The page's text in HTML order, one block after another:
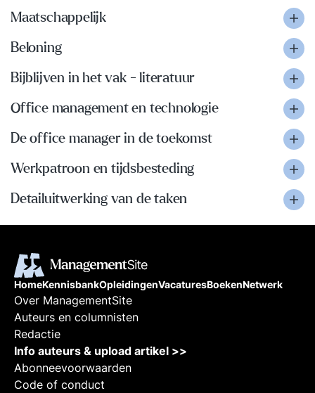
Maatschappelijk
Beloning
Bijblijven in het vak - literatuur
Office management en technologie
De office manager in de toekomst
Werkpatroon en tijdsbesteding
Detailuitwerking van de taken
HomeKennisbankOpleidingenVacaturesBoekenNetwerk
Over ManagementSite
Auteurs en columnisten
Redactie
Info auteurs & upload artikel >>
Abonneevoorwaarden
Code of conduct